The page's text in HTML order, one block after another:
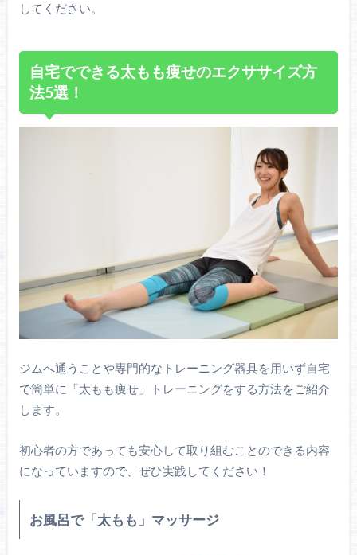
してください。
自宅でできる太もも痩せのエクササイズ方
法5選！
ジムへ通うことや専門的なトレーニング器具を用いず自宅
で簡単に「太もも痩せ」トレーニングをする方法をご紹介
します。
初心者の方であっても安心して取り組むことのできる内容
になっていますので、ぜひ実践してください！
お風呂で「太もも」マッサージ